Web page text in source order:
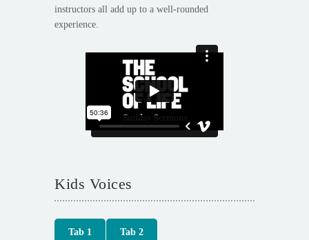
instructors all add up to a well-rounded
experience.
Kids Voices
Tab 1 Tab 2